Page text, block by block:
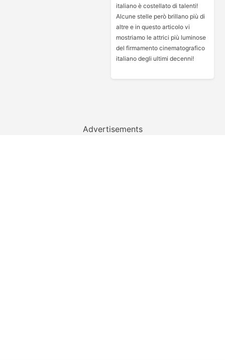
italiano è costellato di talenti!
Alcune stelle però brillano più di
altre e in questo articolo vi
mostriamo le attrici più luminose
del firmamento cinematografico
italiano degli ultimi decenni!
Advertisements